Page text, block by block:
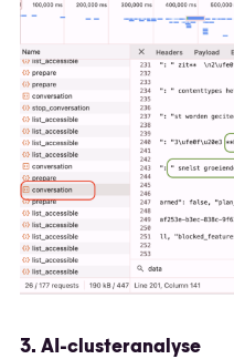
3. AI-clusteranalyse